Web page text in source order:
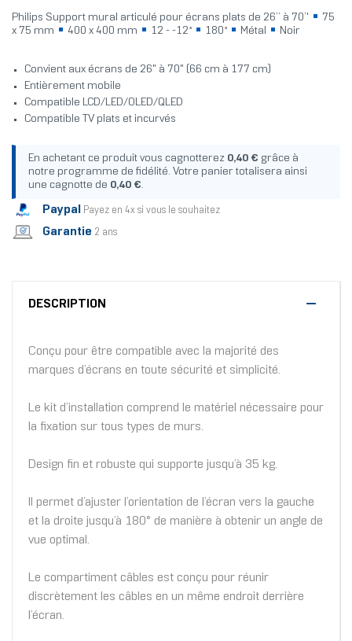
Philips Support mural articulé pour écrans plats de 26’’ à 70’'
75
x 75 mm
400 x 400 mm 12 - -12° 180° Métal Noir
Convient aux écrans de 26" à 70" (66 cm à 177 cm)
Entièrement mobile
Compatible LCD/LED/OLED/QLED
Compatible TV plats et incurvés
En achetant ce produit vous cagnotterez 0,40 € grâce à
notre programme de fidélité. Votre panier totalisera ainsi
une cagnotte de 0,40 €.
Paypal Payez en 4x si vous le souhaitez
Garantie 2 ans
DESCRIPTION
Conçu pour être compatible avec la majorité des
marques d’écrans en toute sécurité et simplicité.
Le kit d’installation comprend le matériel nécessaire pour
la fixation sur tous types de murs.
Design fin et robuste qui supporte jusqu’à 35 kg.
Il permet d’ajuster l’orientation de l’écran vers la gauche
et la droite jusqu’à 180° de manière à obtenir un angle de
vue optimal.
Le compartiment câbles est conçu pour réunir
discrètement les câbles en un même endroit derrière
l’écran.